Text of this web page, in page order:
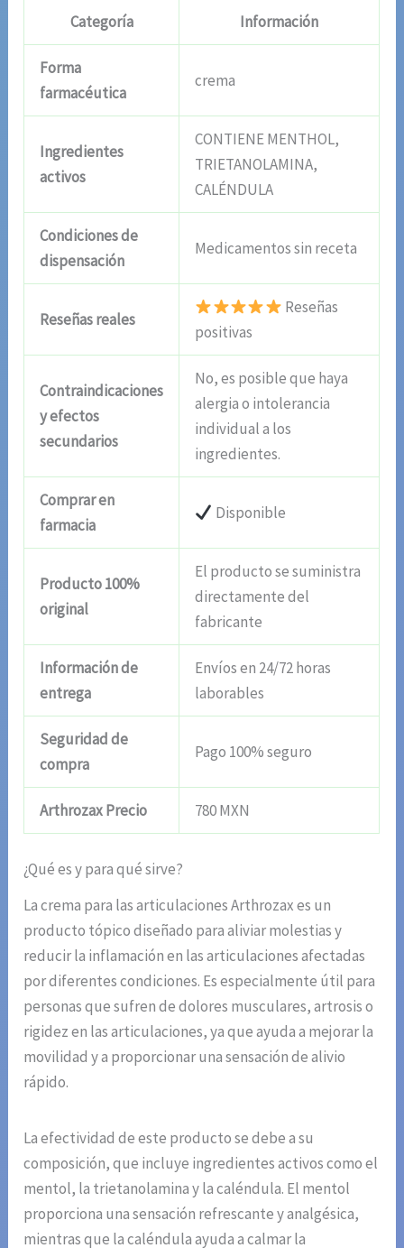
Categoría Información
Forma
farmacéutica
crema
Ingredientes
activos
CONTIENE MENTHOL,
TRIETANOLAMINA,
CALÉNDULA
Condiciones de
dispensación
Medicamentos sin receta
Reseñas reales
Reseñas
positivas
Contraindicaciones
y efectos
secundarios
No, es posible que haya
alergia o intolerancia
individual a los
ingredientes.
Comprar en
farmacia
Disponible
Producto 100%
original
El producto se suministra
directamente del
fabricante
Información de
entrega
Envíos en 24/72 horas
laborables
Seguridad de
compra
Pago 100% seguro
Arthrozax Precio 780 MXN
¿Qué es y para qué sirve?
La crema para las articulaciones Arthrozax es un
producto tópico diseñado para aliviar molestias y
reducir la inflamación en las articulaciones afectadas
por diferentes condiciones. Es especialmente útil para
personas que sufren de dolores musculares, artrosis o
rigidez en las articulaciones, ya que ayuda a mejorar la
movilidad y a proporcionar una sensación de alivio
rápido.
La efectividad de este producto se debe a su
composición, que incluye ingredientes activos como el
mentol, la trietanolamina y la caléndula. El mentol
proporciona una sensación refrescante y analgésica,
mientras que la caléndula ayuda a calmar la